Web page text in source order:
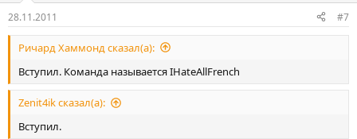
28.11.2011 #7
Ричард Хаммонд сказал(а):
Вступил. Команда называется IHateAllFrench
Zenit4ik сказал(а):
Вступил.